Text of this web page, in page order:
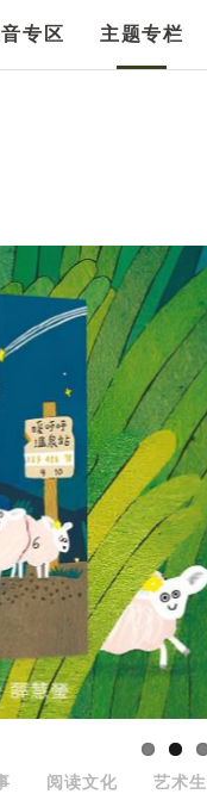
专区 主题专栏
阅读文化 艺术